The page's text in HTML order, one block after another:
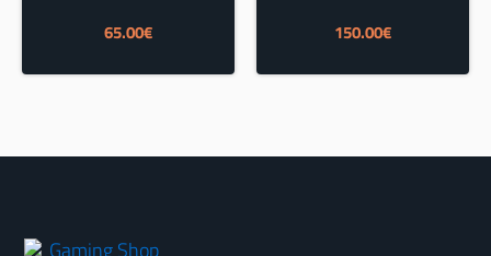
65.00€ 150.00€